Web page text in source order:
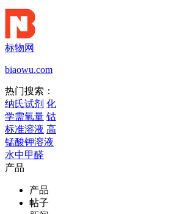
标物网
biaowu.com
热门搜索：
纳氏试剂 化
学需氧量 钴
标准溶液 高
锰酸钾溶液
水中甲醛
产品
产品
帖子